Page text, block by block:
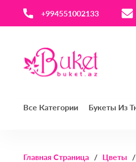
‪+994551002133‬
Все Категории Букеты Из
Главная Страница Цветы